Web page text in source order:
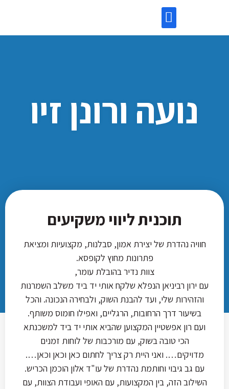
נועה ורונן זיו
תוכנית ליווי משקיעים
חוויה נהדרת של יצירת אמון, סבלנות, מקצועיות ומציאת
פתרונות מחוץ לקופסא.
צוות נדיר בהובלת עומר,
עם ירון רביניאן הנפלא שלקח אותי יד ביד משלב השמרנות
והזהירות שלי, ועד להבנת השוק, ולבחירה הנכונה. והכל
בשיעור דרך הרחובות, הרגליים, ואפילו חומוס משותף.
ועם רון אפשטיין המקצוען שהביא אותי יד ביד למשכנתא
הכי טובה בשוק, עם מורכבות של לוחות זמנים
מדויקים…. ואני היית רק צריך לחתום כאן וכאן וכאן….
עם גב גיבוי וחותמת נהדרת של עו"ד אלון הוכמן הכריש.
השילוב הזה, בין המקצועות, עם האופי ועבודת הצוות, עם